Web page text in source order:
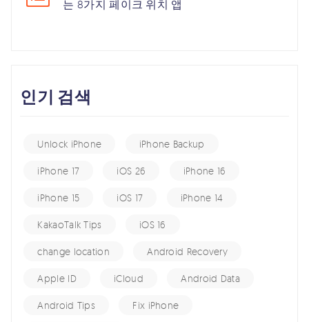
는 8가지 페이크 위치 앱
인기 검색
Unlock iPhone iPhone Backup
iPhone 17 iOS 26 iPhone 16
iPhone 15 iOS 17 iPhone 14
KakaoTalk Tips iOS 16
change location Android Recovery
Apple ID iCloud Android Data
Android Tips Fix iPhone